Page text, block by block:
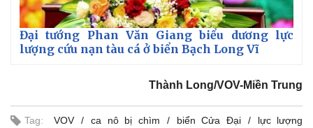
Đại tướng Phan Văn Giang biểu dương lực
lượng cứu nạn tàu cá ở biển Bạch Long Vĩ
Thành Long/VOV-Miền Trung
Tag: VOV ca nô bị chìm biển Cửa Đại
lực lượng